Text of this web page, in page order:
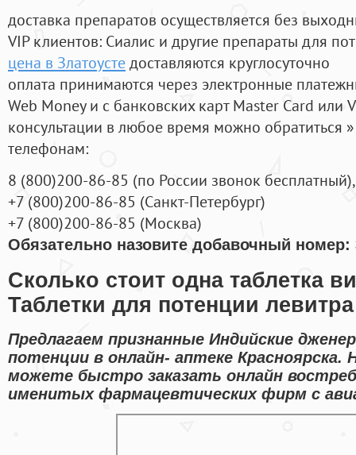
доставка препаратов осуществляется без
VIP клиентов: Сиалис и другие препараты для
цена в Златоустедоставляются круглосуточно
оплата принимаются через электронные
Web Money и с банковских карт Master Card или
консультации в любое время можно обратиться
телефонам:
8 (800)200-86-85 (по России звонок бесплатный),
+7 (800)200-86-85 (Санкт-Петербург)
+7 (800)200-86-85 (Москва)
Обязательно назовите добавочный номер:
Сколько стоит одна таблетка
Таблетки для потенции
Предлагаем признанные Индийские
потенции в онлайн- аптеке
можете быстро заказать онлайн
именитых фармацевтических фирм с